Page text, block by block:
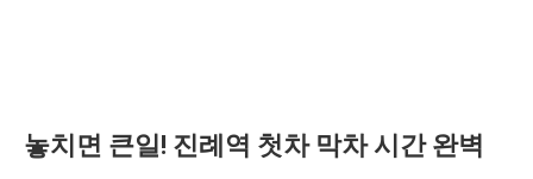
놓치면 큰일! 진례역 첫차 막차 시간 완벽